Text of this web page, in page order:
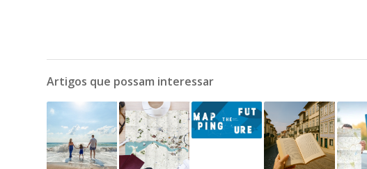
Artigos que possam interessar